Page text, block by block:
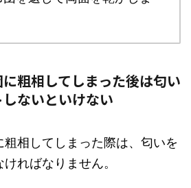
粗相してしまった後は匂い
ないといけない
相してしまった際は、匂いを
ればなりません。